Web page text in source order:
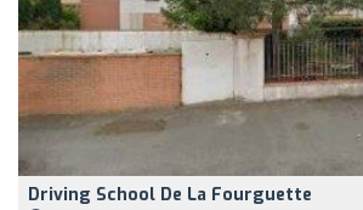
Driving School De La Fourguette